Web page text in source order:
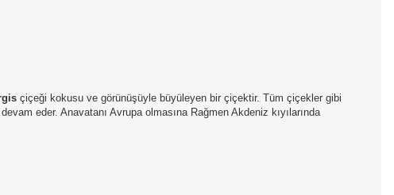
çiçeği kokusu ve görünüşüyle büyüleyen bir çiçektir. Tüm çiçekler gibi
eder. Anavatanı Avrupa olmasına Rağmen Akdeniz kıyılarında